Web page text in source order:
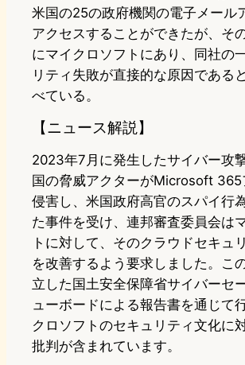
米国の25の政府機関の電子メール
アクセスすることができたが、そ
にマイクロソフトにあり、同社の
リティ失敗が直接的な原因である
べている。
【ニュース解説】
2023年7月に発生したサイバー攻
国の脅威アクターがMicrosoft 365
侵害し、米国政府高官のスパイ行
た事件を受け、連邦審査委員会は
トに対して、そのクラウドセキュ
を改善するよう要求しました。こ
立した国土安全保障省サイバーセ
ューボードによる報告書を通じて
クロソフトのセキュリティ文化に
批判が含まれています。